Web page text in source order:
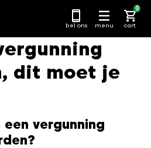
bel ons menu cart
0
dit moet je
vergunning